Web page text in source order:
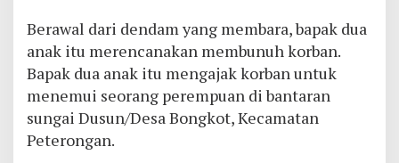
Berawal dari dendam yang membara, bapak dua
anak itu merencanakan membunuh korban.
Bapak dua anak itu mengajak korban untuk
menemui seorang perempuan di bantaran
sungai Dusun/Desa Bongkot, Kecamatan
Peterongan.